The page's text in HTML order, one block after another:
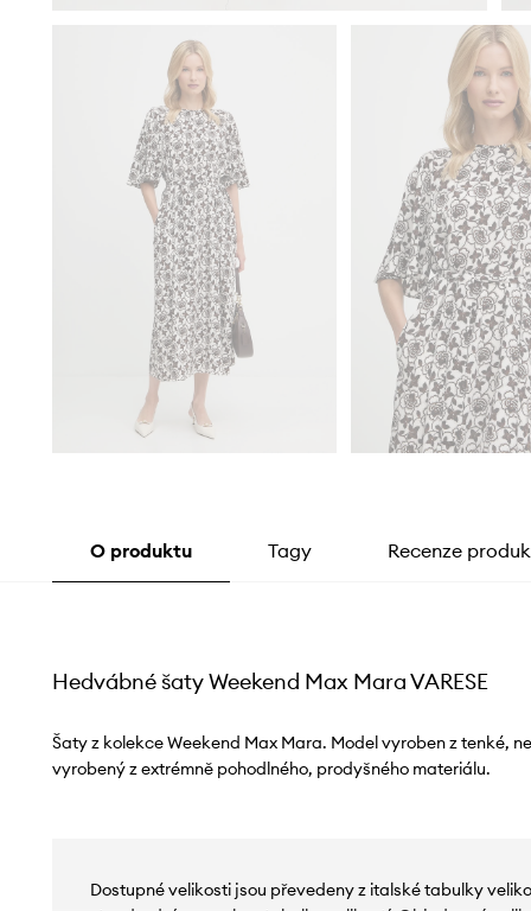
O produktu Tagy Recenze
Hedvábné šaty Weekend Max Mara VARESE
Šaty z kolekce Weekend Max Mara. Model vyroben z tenké,
vyrobený z extrémně pohodlného, ​​prodyšného materiálu.
Dostupné velikosti jsou převedeny z italské tabulky